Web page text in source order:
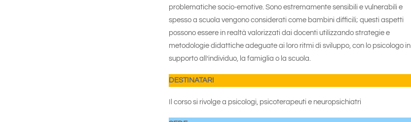
problematiche socio-emotive. Sono estremamente sensibili e vulnerabili e
spesso a scuola vengono considerati come bambini difficili; questi aspetti
possono essere in realtà valorizzati dai docenti utilizzando strategie e
metodologie didattiche adeguate ai loro ritmi di sviluppo, con lo psicologo in
supporto all’individuo, la famiglia o la scuola.
DESTINATARI
Il corso si rivolge a psicologi, psicoterapeuti e neuropsichiatri